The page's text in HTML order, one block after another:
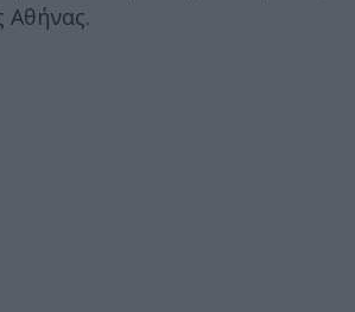
Αθήνας.